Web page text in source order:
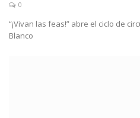
0
“¡Vivan las feas!” abre el ciclo de
Blanco